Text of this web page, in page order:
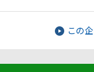
この